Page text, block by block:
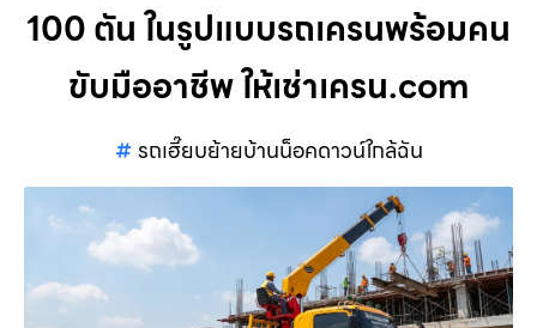
100 ตัน ในรูปแบบรถเครนพร้อมคน
ขับมืออาชีพ ให้เช่าเครน.com
รถเฮี๊ยบย้ายบ้านน็อคดาวน์ใกล้ฉัน